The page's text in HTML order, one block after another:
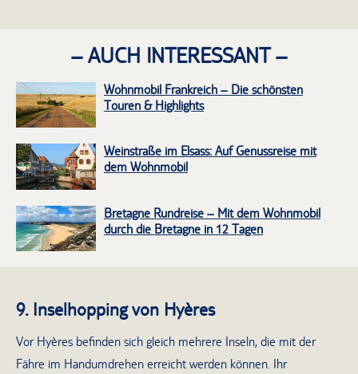
– AUCH INTERESSANT –
Wohnmobil Frankreich – Die schönsten
Touren & Highlights
Weinstraße im Elsass: Auf Genussreise mit
dem Wohnmobil
Bretagne Rundreise – Mit dem Wohnmobil
durch die Bretagne in 12 Tagen
9. Inselhopping von Hyères
Vor Hyères befinden sich gleich mehrere Inseln, die mit der
Fähre im Handumdrehen erreicht werden können. Ihr